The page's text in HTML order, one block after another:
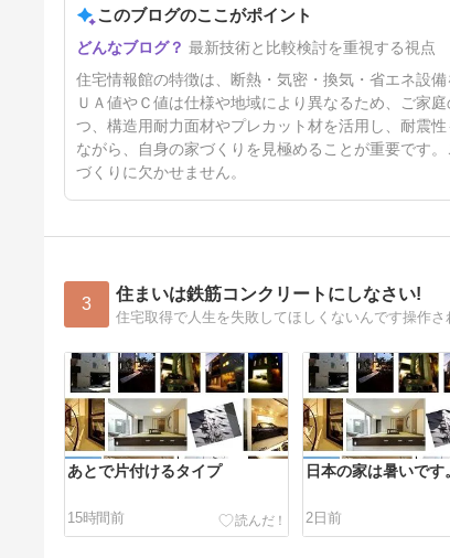
住宅情報館の断熱性能｜UA
値・C値やZEH対応、他社比較
13日前
このブログのここがポイント
最新技術と比較検討を重視する視点
住宅情報館の特徴は、断熱・気密・換気・省エネ設
ＵＡ値やＣ値は仕様や地域により異なるため、ご家
つ、構造用耐力面材やプレカット材を活用し、耐震
ながら、自身の家づくりを見極めることが重要です
づくりに欠かせません。
3 住まいは鉄筋コンクリートにしなさい!
住宅取得で人生を失敗してほしくないんです操作
あとで片付けるタイプ
15時間前
日本の家は暑いです
2日前